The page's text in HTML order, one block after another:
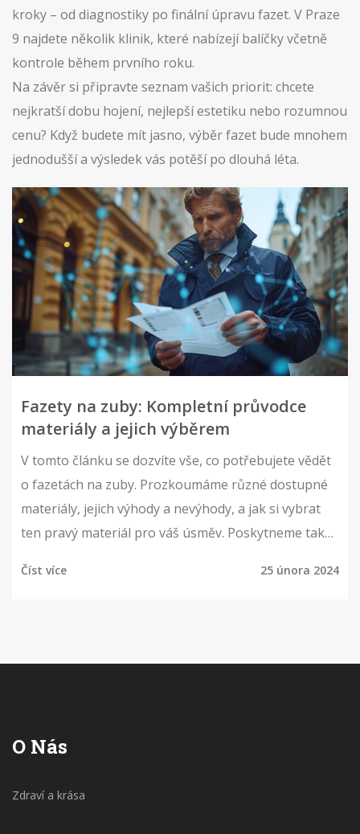
kroky – od diagnostiky po finální úpravu fazet. V Praze
9 najdete několik klinik, které nabízejí balíčky včetně
kontrole během prvního roku.
Na závěr si připravte seznam vašich priorit: chcete
nejkratší dobu hojení, nejlepší estetiku nebo rozumnou
cenu? Když budete mít jasno, výběr fazet bude mnohem
jednodušší a výsledek vás potěší po dlouhá léta.
Fazety na zuby: Kompletní průvodce
materiály a jejich výběrem
V tomto článku se dozvíte vše, co potřebujete vědět
o fazetách na zuby. Prozkoumáme různé dostupné
materiály, jejich výhody a nevýhody, a jak si vybrat
ten pravý materiál pro váš úsměv. Poskytneme také
Číst více 25 února 2024
O Nás
Zdraví a krása